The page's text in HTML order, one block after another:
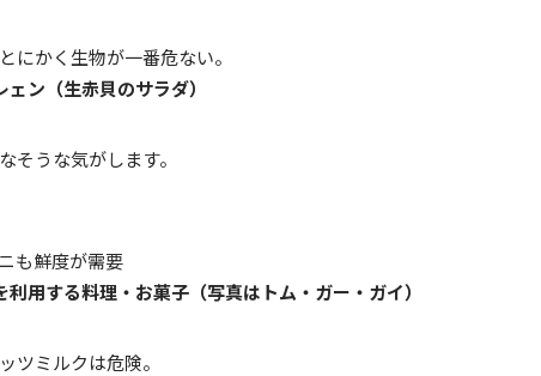
にかく生物が一番危ない。
ン（生赤貝のサラダ）
そうな気がします。
も鮮度が需要
用する料理・お菓子（写真はトム・ガー・ガイ）
ツミルクは危険。